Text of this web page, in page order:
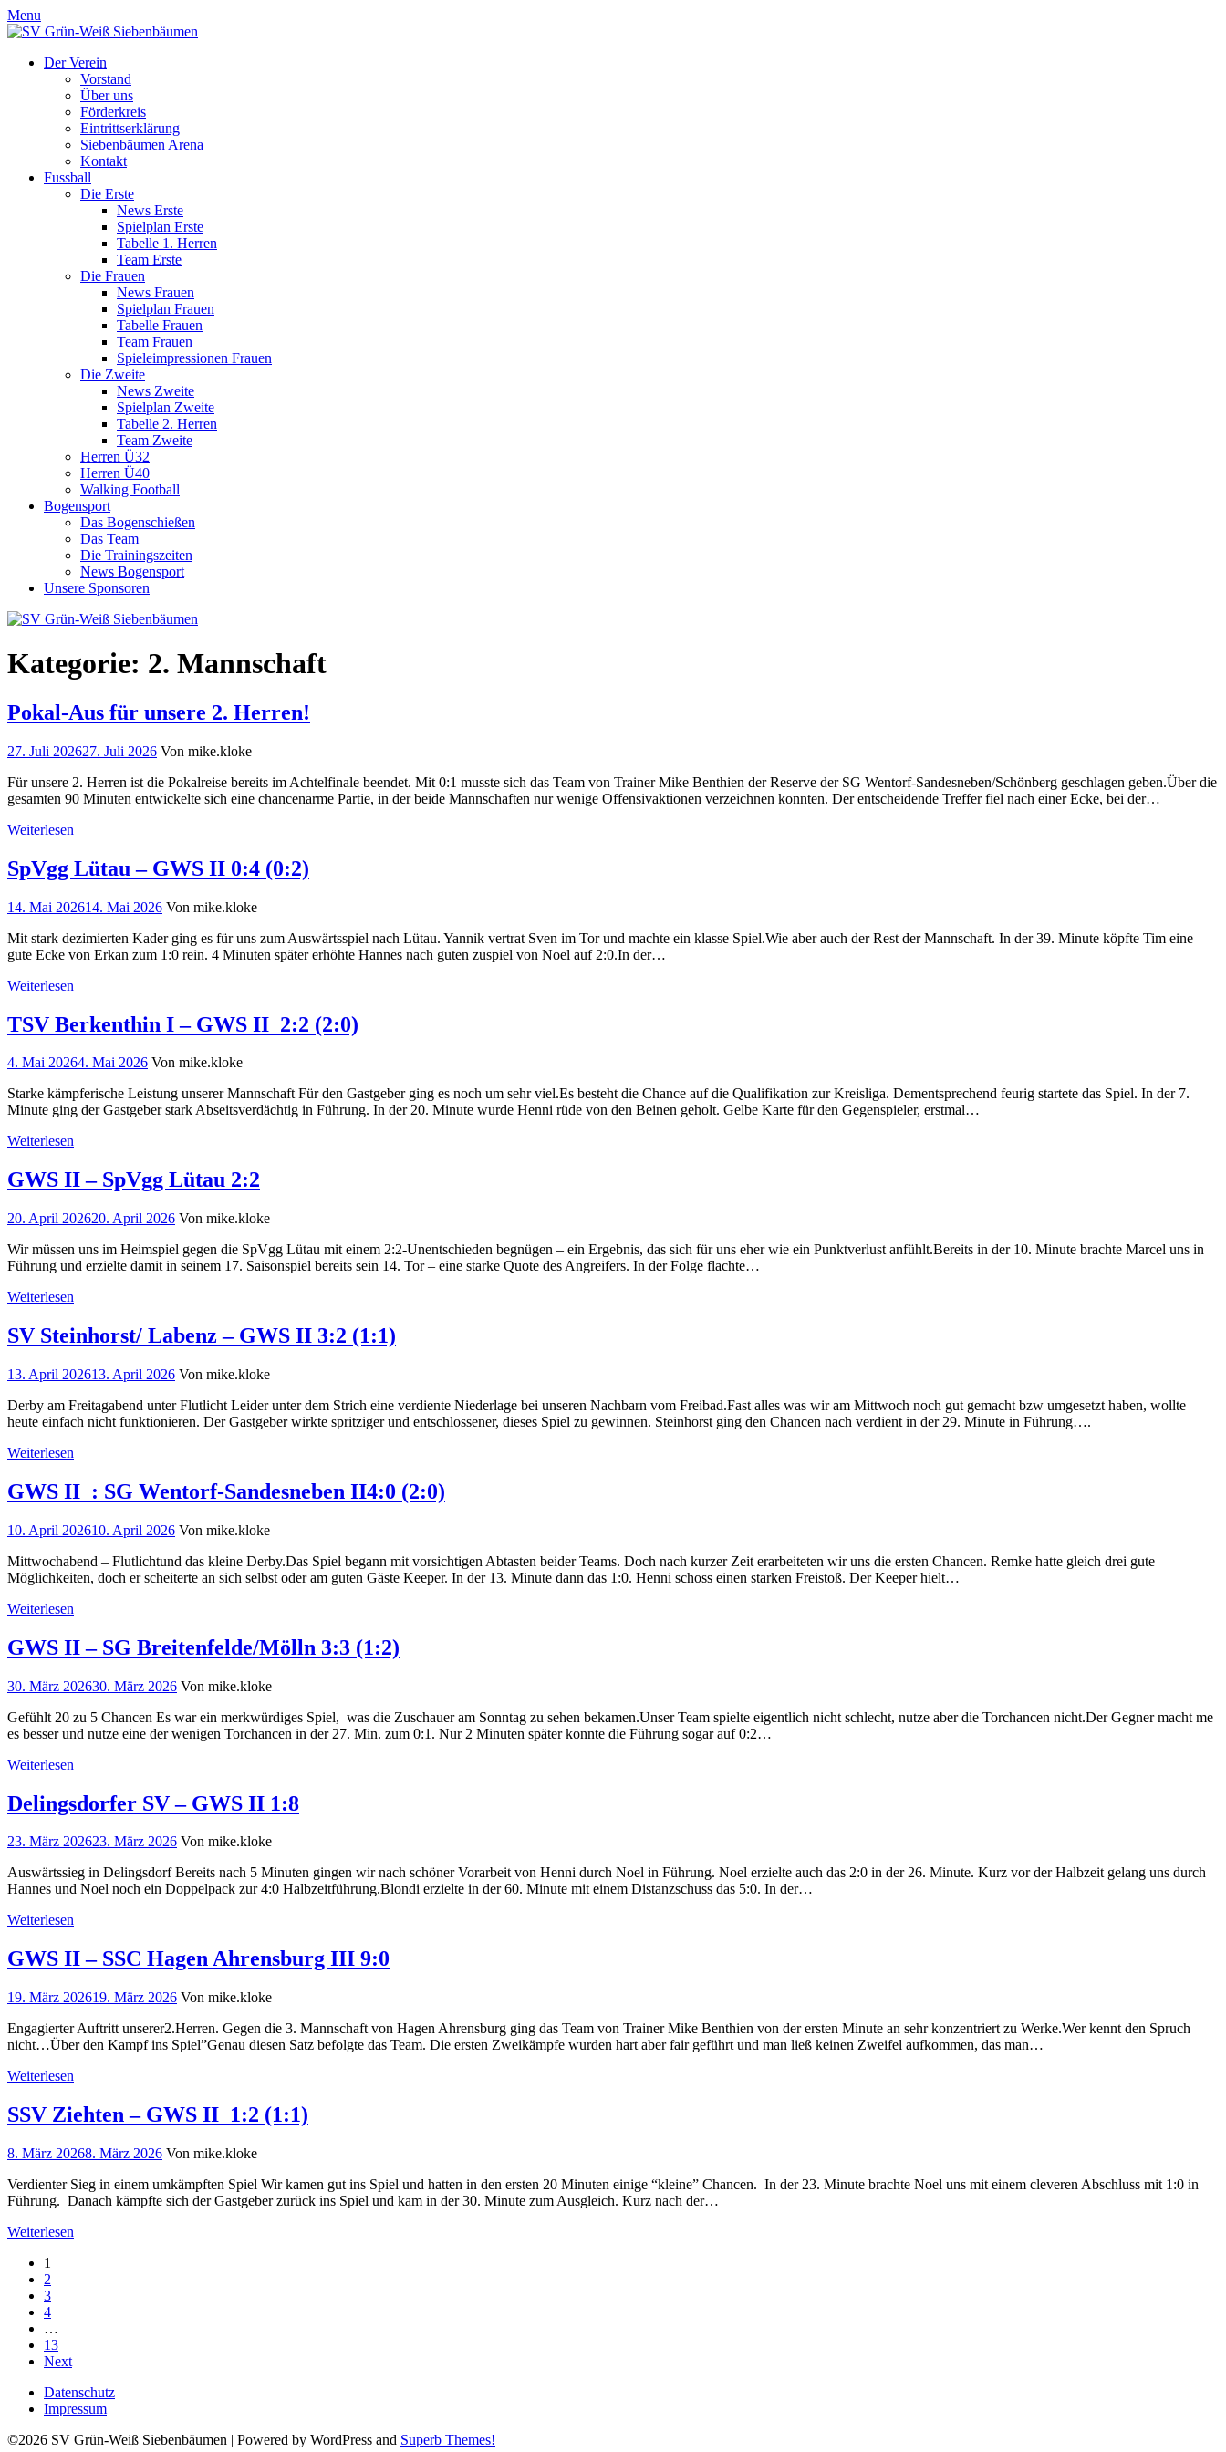
Menu
Der Verein
Vorstand
Über uns
Förderkreis
Eintrittserklärung
Siebenbäumen Arena
Kontakt
Fussball
Die Erste
News Erste
Spielplan Erste
Tabelle 1. Herren
Team Erste
Die Frauen
News Frauen
Spielplan Frauen
Tabelle Frauen
Team Frauen
Spieleimpressionen Frauen
Die Zweite
News Zweite
Spielplan Zweite
Tabelle 2. Herren
Team Zweite
Herren Ü32
Herren Ü40
Walking Football
Bogensport
Das Bogenschießen
Das Team
Die Trainingszeiten
News Bogensport
Unsere Sponsoren
Kategorie: 2. Mannschaft
Pokal-Aus für unsere 2. Herren!
27. Juli 202627. Juli 2026 Von mike.kloke
Für unsere 2. Herren ist die Pokalreise bereits im Achtelfinale beendet. Mit 0:1 musste sich das Team von Trainer Mike Benthien der Reserve der SG Wentorf-Sandesneben/Schönberg geschlagen geben.Über die
gesamten 90 Minuten entwickelte sich eine chancenarme Partie, in der beide Mannschaften nur wenige Offensivaktionen verzeichnen konnten. Der entscheidende Treffer fiel nach einer Ecke, bei der…
Weiterlesen
SpVgg Lütau – GWS II 0:4 (0:2)
14. Mai 202614. Mai 2026 Von mike.kloke
Mit stark dezimierten Kader ging es für uns zum Auswärtsspiel nach Lütau. Yannik vertrat Sven im Tor und machte ein klasse Spiel.Wie aber auch der Rest der Mannschaft. In der 39. Minute köpfte Tim eine
gute Ecke von Erkan zum 1:0 rein. 4 Minuten später erhöhte Hannes nach guten zuspiel von Noel auf 2:0.In der…
Weiterlesen
TSV Berkenthin I – GWS II 2:2 (2:0)
4. Mai 20264. Mai 2026 Von mike.kloke
Starke kämpferische Leistung unserer Mannschaft Für den Gastgeber ging es noch um sehr viel.Es besteht die Chance auf die Qualifikation zur Kreisliga. Dementsprechend feurig startete das Spiel. In der 7.
Minute ging der Gastgeber stark Abseitsverdächtig in Führung. In der 20. Minute wurde Henni rüde von den Beinen geholt. Gelbe Karte für den Gegenspieler, erstmal…
Weiterlesen
GWS II – SpVgg Lütau 2:2
20. April 202620. April 2026 Von mike.kloke
Wir müssen uns im Heimspiel gegen die SpVgg Lütau mit einem 2:2-Unentschieden begnügen – ein Ergebnis, das sich für uns eher wie ein Punktverlust anfühlt.Bereits in der 10. Minute brachte Marcel uns in
Führung und erzielte damit in seinem 17. Saisonspiel bereits sein 14. Tor – eine starke Quote des Angreifers. In der Folge flachte…
Weiterlesen
SV Steinhorst/ Labenz – GWS II 3:2 (1:1)
13. April 202613. April 2026 Von mike.kloke
Derby am Freitagabend unter Flutlicht Leider unter dem Strich eine verdiente Niederlage bei unseren Nachbarn vom Freibad.Fast alles was wir am Mittwoch noch gut gemacht bzw umgesetzt haben, wollte
heute einfach nicht funktionieren. Der Gastgeber wirkte spritziger und entschlossener, dieses Spiel zu gewinnen. Steinhorst ging den Chancen nach verdient in der 29. Minute in Führung….
Weiterlesen
GWS II : SG Wentorf-Sandesneben II4:0 (2:0)
10. April 202610. April 2026 Von mike.kloke
Mittwochabend – Flutlichtund das kleine Derby.Das Spiel begann mit vorsichtigen Abtasten beider Teams. Doch nach kurzer Zeit erarbeiteten wir uns die ersten Chancen. Remke hatte gleich drei gute
Möglichkeiten, doch er scheiterte an sich selbst oder am guten Gäste Keeper. In der 13. Minute dann das 1:0. Henni schoss einen starken Freistoß. Der Keeper hielt…
Weiterlesen
GWS II – SG Breitenfelde/Mölln 3:3 (1:2)
30. März 202630. März 2026 Von mike.kloke
Gefühlt 20 zu 5 Chancen Es war ein merkwürdiges Spiel, was die Zuschauer am Sonntag zu sehen bekamen.Unser Team spielte eigentlich nicht schlecht, nutze aber die Torchancen nicht.Der Gegner macht me
es besser und nutze eine der wenigen Torchancen in der 27. Min. zum 0:1. Nur 2 Minuten später konnte die Führung sogar auf 0:2…
Weiterlesen
Delingsdorfer SV – GWS II 1:8
23. März 202623. März 2026 Von mike.kloke
Auswärtssieg in Delingsdorf Bereits nach 5 Minuten gingen wir nach schöner Vorarbeit von Henni durch Noel in Führung. Noel erzielte auch das 2:0 in der 26. Minute. Kurz vor der Halbzeit gelang uns durch
Hannes und Noel noch ein Doppelpack zur 4:0 Halbzeitführung.Blondi erzielte in der 60. Minute mit einem Distanzschuss das 5:0. In der…
Weiterlesen
GWS II – SSC Hagen Ahrensburg III 9:0
19. März 202619. März 2026 Von mike.kloke
Engagierter Auftritt unserer2.Herren. Gegen die 3. Mannschaft von Hagen Ahrensburg ging das Team von Trainer Mike Benthien von der ersten Minute an sehr konzentriert zu Werke.Wer kennt den Spruch
nicht…Über den Kampf ins Spiel”Genau diesen Satz befolgte das Team. Die ersten Zweikämpfe wurden hart aber fair geführt und man ließ keinen Zweifel aufkommen, das man…
Weiterlesen
SSV Ziehten – GWS II 1:2 (1:1)
8. März 20268. März 2026 Von mike.kloke
Verdienter Sieg in einem umkämpften Spiel Wir kamen gut ins Spiel und hatten in den ersten 20 Minuten einige “kleine” Chancen. In der 23. Minute brachte Noel uns mit einem cleveren Abschluss mit 1:0 in
Führung. Danach kämpfte sich der Gastgeber zurück ins Spiel und kam in der 30. Minute zum Ausgleich. Kurz nach der…
Weiterlesen
1
2
3
4
…
13
Next
Datenschutz
Impressum
©2026 SV Grün-Weiß Siebenbäumen | Powered by WordPress and Superb Themes!